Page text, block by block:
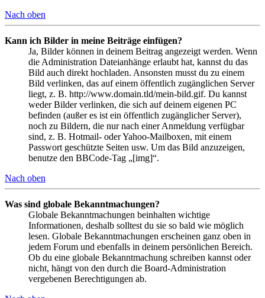
Nach oben
Kann ich Bilder in meine Beiträge einfügen?
Ja, Bilder können in deinem Beitrag angezeigt werden. Wenn
die Administration Dateianhänge erlaubt hat, kannst du das
Bild auch direkt hochladen. Ansonsten musst du zu einem
Bild verlinken, das auf einem öffentlich zugänglichen Server
liegt, z. B. http://www.domain.tld/mein-bild.gif. Du kannst
weder Bilder verlinken, die sich auf deinem eigenen PC
befinden (außer es ist ein öffentlich zugänglicher Server),
noch zu Bildern, die nur nach einer Anmeldung verfügbar
sind, z. B. Hotmail- oder Yahoo-Mailboxen, mit einem
Passwort geschützte Seiten usw. Um das Bild anzuzeigen,
benutze den BBCode-Tag „[img]“.
Nach oben
Was sind globale Bekanntmachungen?
Globale Bekanntmachungen beinhalten wichtige
Informationen, deshalb solltest du sie so bald wie möglich
lesen. Globale Bekanntmachungen erscheinen ganz oben in
jedem Forum und ebenfalls in deinem persönlichen Bereich.
Ob du eine globale Bekanntmachung schreiben kannst oder
nicht, hängt von den durch die Board-Administration
vergebenen Berechtigungen ab.